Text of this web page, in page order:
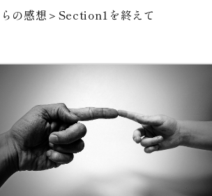
らの感想＞Section1を終えて